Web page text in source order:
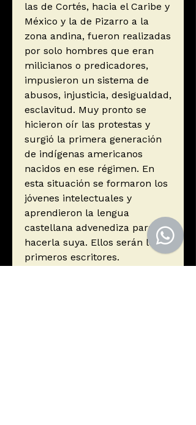
las de Cortés, hacia el Caribe y
México y la de Pizarro a la
zona andina, fueron realizadas
por solo hombres que eran
milicianos o predicadores,
impusieron un sistema de
abusos, injusticia, desigualdad,
esclavitud. Muy pronto se
hicieron oír las protestas y
surgió la primera generación
de indígenas americanos
nacidos en ese régimen. En
esta situación se formaron los
jóvenes intelectuales y
aprendieron la lengua
castellana advenediza para
hacerla suya. Ellos serán los
primeros escritores.